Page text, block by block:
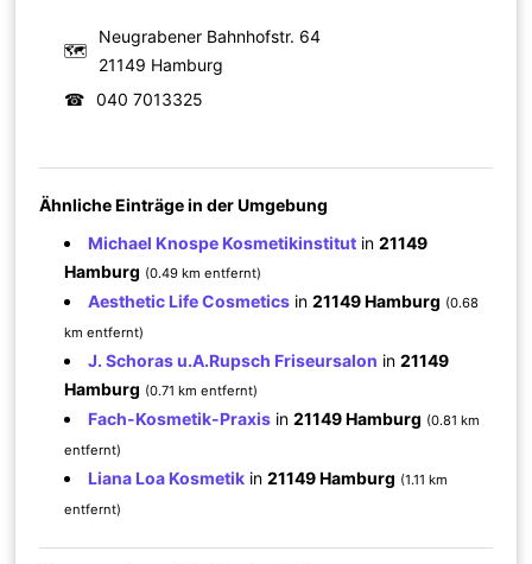
🗺
Neugrabener Bahnhofstr. 64
21149 Hamburg
☎
040 7013325
Ähnliche Einträge in der Umgebung
Michael Knospe Kosmetikinstitut in21149
Hamburg (0.49 km entfernt)
Aesthetic Life Cosmetics in21149 Hamburg (0.68
km entfernt)
J. Schoras u.A.Rupsch Friseursalon in21149
Hamburg (0.71 km entfernt)
Fach-Kosmetik-Praxis in21149 Hamburg (0.81 km
entfernt)
Liana Loa Kosmetik in21149 Hamburg (1.11 km
entfernt)